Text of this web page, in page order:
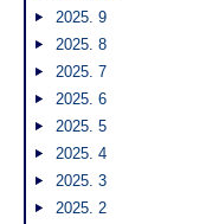
2025. 9
2025. 8
2025. 7
2025. 6
2025. 5
2025. 4
2025. 3
2025. 2